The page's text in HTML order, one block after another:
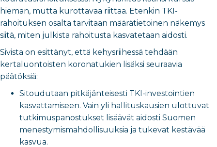
hieman, mutta kurottavaa riittää. Etenkin TKI-
rahoituksen osalta tarvitaan määrätietoinen näkemys
siitä, miten julkista rahoitusta kasvatetaan aidosti.
Sivista on esittänyt, että kehysriihessä tehdään
kertaluontoisten koronatukien lisäksi seuraavia
päätöksiä:
Sitoudutaan pitkäjänteisesti TKI-investointien
kasvattamiseen. Vain yli hallituskausien ulottuvat
tutkimuspanostukset lisäävät aidosti Suomen
menestymismahdollisuuksia ja tukevat kestävää
kasvua.